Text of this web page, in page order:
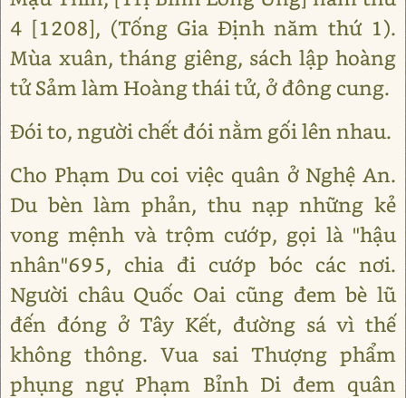
4 [1208], (Tống Gia Định năm thứ 1).
Mùa xuân, tháng giêng, sách lập hoàng
tử Sảm làm Hoàng thái tử, ở đông cung.
Đói to, người chết đói nằm gối lên nhau.
Cho Phạm Du coi việc quân ở Nghệ An.
Du bèn làm phản, thu nạp những kẻ
vong mệnh và trộm cướp, gọi là "hậu
nhân"695, chia đi cướp bóc các nơi.
Người châu Quốc Oai cũng đem bè lũ
đến đóng ở Tây Kết, đường sá vì thế
không thông. Vua sai Thượng phẩm
phụng ngự Phạm Bỉnh Di đem quân